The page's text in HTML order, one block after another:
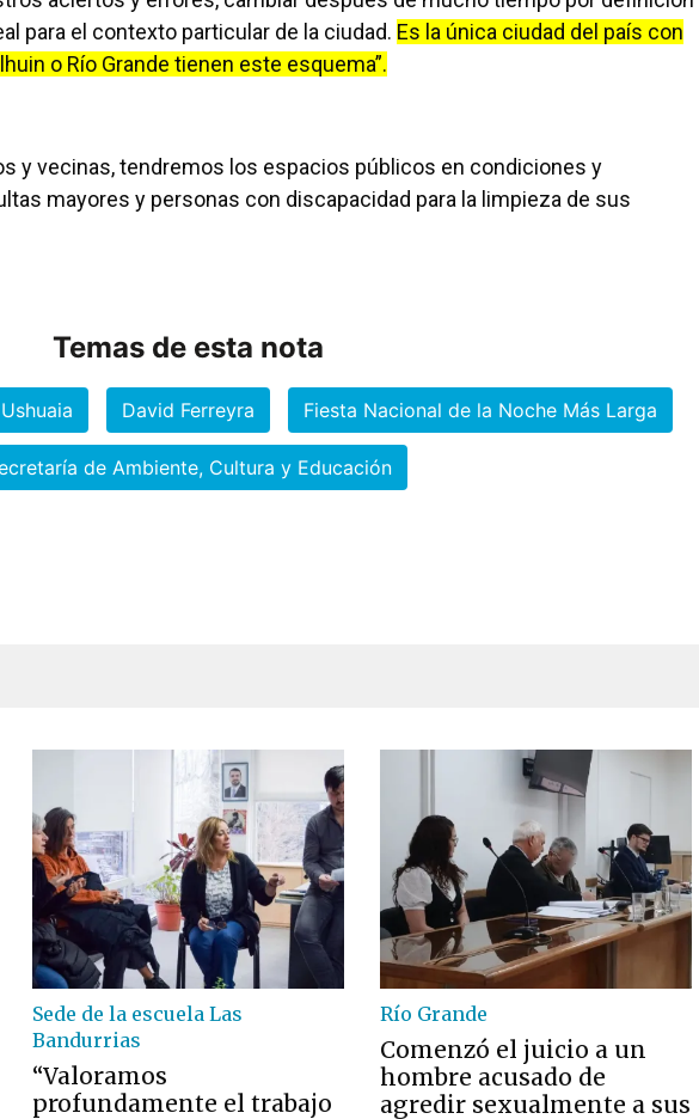
para el contexto particular de la ciudad. Es la única ciudad del país con
o Río Grande tienen este esquema”.
y vecinas, tendremos los espacios públicos en condiciones y
mayores y personas con discapacidad para la limpieza de sus
Temas de esta nota
David Ferreyra Fiesta Nacional de la Noche Más Larga
de Ambiente, Cultura y Educación
Sede de la escuela Las
Bandurrias
“Valoramos
profundamente el trabajo
Río Grande
Comenzó el juicio a un
hombre acusado de
agredir sexualmente a sus